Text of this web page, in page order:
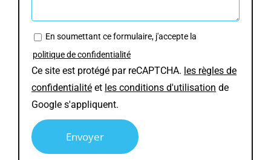
En soumettant ce formulaire, j'accepte la
politique de confidentialité
Ce site est protégé par reCAPTCHA. les règles de
confidentialité et les conditions d'utilisation de
Google s'appliquent.